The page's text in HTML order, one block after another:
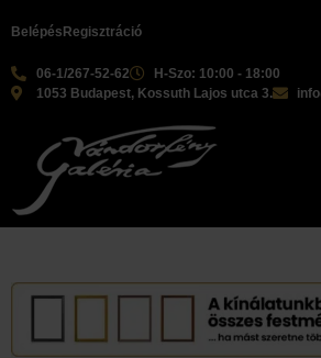
06-1/267-52-62
H-Szo: 10:00 - 18:00
1053 Budapest, Kossuth Lajos utca 3.
Belépés Regisztráció